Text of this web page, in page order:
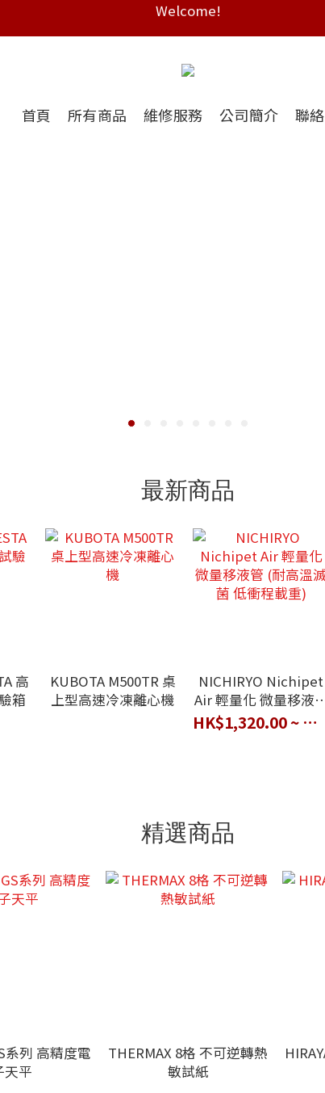
Free shipping on HK orders over $2000
首頁 所有商品 維修服務 公司簡介 聯
最新商品
高
箱
KUBOTA M500TR 桌
上型高速冷凍離心機
NICHIRYO Nichipet
Air 輕量化 微量移液
(耐高溫滅菌 低衝程載
HK$1,320.00 ~ HK$1,490.00
精選商品
系列 高精度電
天平
THERMAX 8格 不可逆轉熱
敏試紙